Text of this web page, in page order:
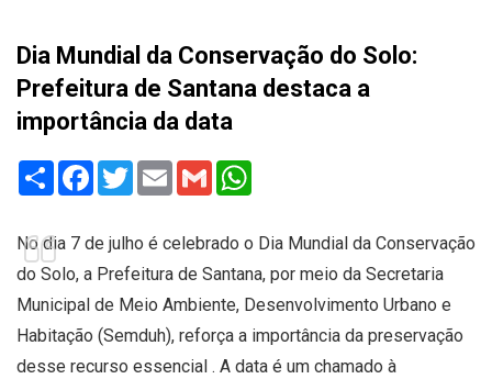
Dia Mundial da Conservação do Solo:
Prefeitura de Santana destaca a
importância da data
Share Facebook
TwitterEmail Gmail
No dia 7 de julho é celebrado o Dia Mundial da Conservação
do Solo, a Prefeitura de Santana, por meio da Secretaria
Municipal de Meio Ambiente, Desenvolvimento Urbano e
Habitação (Semduh), reforça a importância da preservação
desse recurso essencial . A data é um chamado à